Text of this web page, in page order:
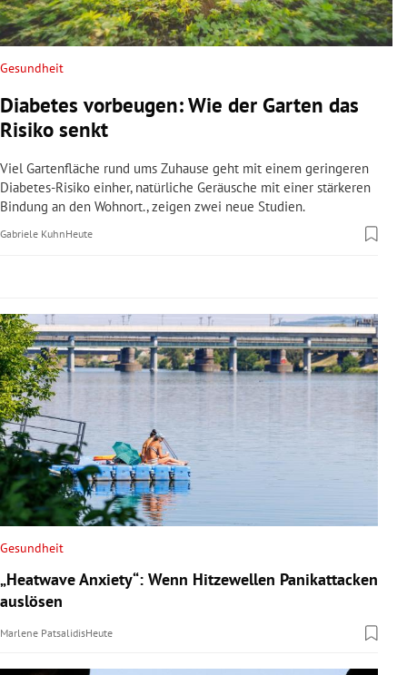
Untermenü
Untermenü
Untermenü
Untermenü
Untermenü
Untermenü
Untermenü
Gesundheit
Diabetes vorbeugen: Wie der Garten das
Risiko senkt
Viel Gartenfläche rund ums Zuhause geht mit einem geringeren
Diabetes-Risiko einher, natürliche Geräusche mit einer stärkeren
Bindung an den Wohnort., zeigen zwei neue Studien.
Gabriele KuhnHeute
Gesundheit
„Heatwave Anxiety“: Wenn Hitzewellen Panikattacken
auslösen
Marlene PatsalidisHeute